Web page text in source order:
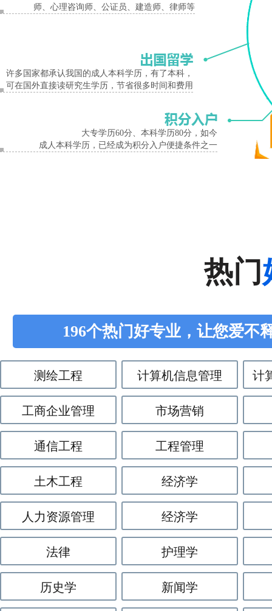
5、9月底发下准考证
6、10月第三周周六、周日参加全国统一考试(具体以准考证时间为准) 成人高考
8、12月份网上公布录取分数线及录取结果
提醒各位有意向报名2020年成人高考的考生，报名已经开始各院校名额有限，请
热门院校：河南师范大学、河南大学、河南科技大学、河南理工大学、河南工程
理工学院等!
师、心理咨询师、公证员、建造师、律师等
许多国家都承认我国的成人本科学历，有了本科，
可在国外直接读研究生学历，节省很多时间和费用
大专学历60分、本科学历80分，如今
成人本科学历，已经成为积分入户便捷条件之一
热门
196个热门好专业，让您爱不
测绘工程 计算机信息管理 计
工商企业管理 市场营销
通信工程 工程管理
土木工程 经济学
人力资源管理 经济学
法律 护理学
历史学 新闻学